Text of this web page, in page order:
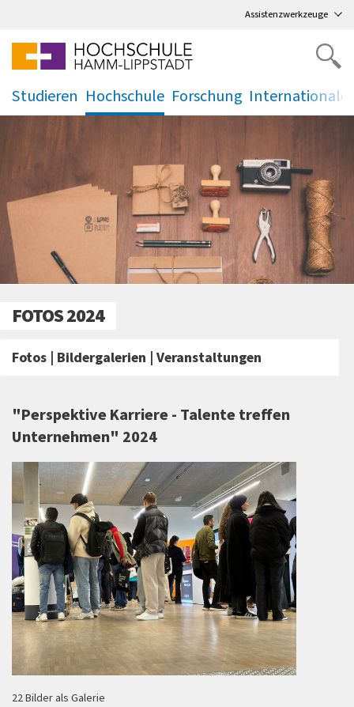
Assistenzwerkzeuge
Studieren
.
Hochschule
.
Forschung
. .
FOTOS 2024
Fotos | Bildergalerien | Veranstaltungen
"Perspektive Karriere - Talente treffen
Unternehmen" 2024
22 Bilder als Galerie